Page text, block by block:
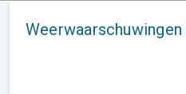
Weerwaarschuwingen